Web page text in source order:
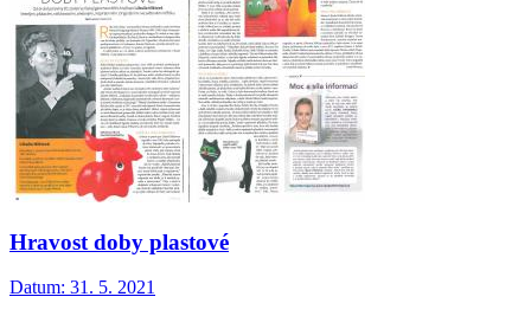
Hravost doby plastové
Datum: 31. 5. 2021